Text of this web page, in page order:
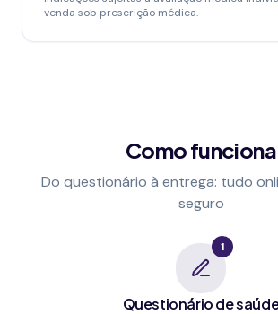
venda sob prescrição médica.
Como funciona
Do questionário à entrega: tudo
seguro
1
Questionário de